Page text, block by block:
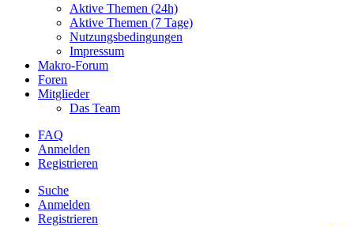
Aktive Themen (24h)
Aktive Themen (7 Tage)
Nutzungsbedingungen
Impressum
Makro-Forum
Foren
Mitglieder
Das Team
FAQ
Anmelden
Registrieren
Suche
Anmelden
Registrieren